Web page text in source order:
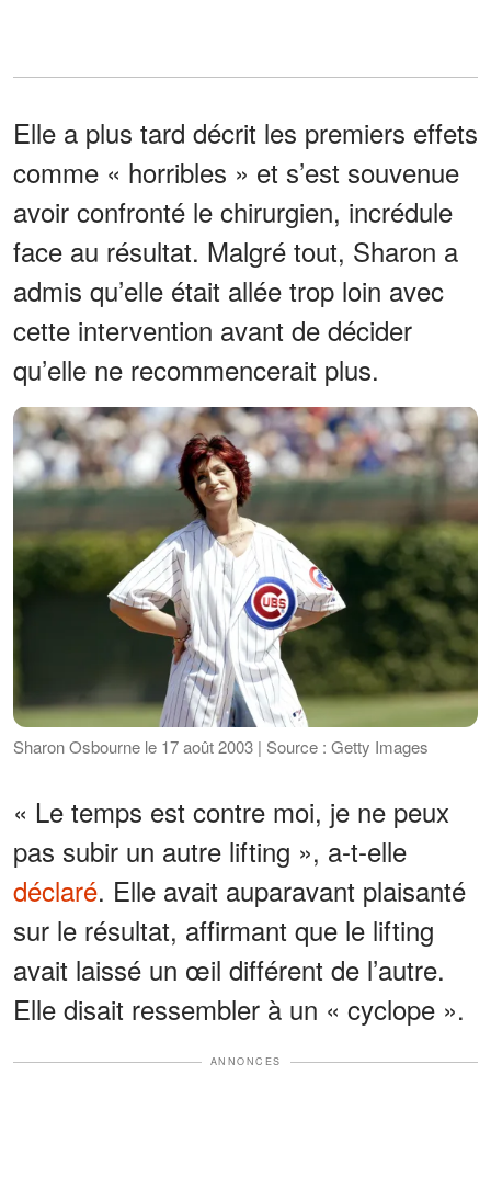
Elle a plus tard décrit les premiers effets
comme « horribles » et s’est souvenue
avoir confronté le chirurgien, incrédule
face au résultat. Malgré tout, Sharon a
admis qu’elle était allée trop loin avec
cette intervention avant de décider
qu’elle ne recommencerait plus.
Sharon Osbourne le 17 août 2003 | Source : Getty Images
« Le temps est contre moi, je ne peux
pas subir un autre lifting », a-t-elle
déclaré. Elle avait auparavant plaisanté
sur le résultat, affirmant que le lifting
avait laissé un œil différent de l’autre.
Elle disait ressembler à un « cyclope ».
ANNONCES